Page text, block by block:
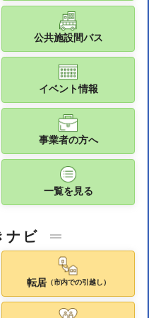
公共施設間バス
イベント情報
事業者の方へ
一覧を見る
ナビ
転居（市内での引越し）